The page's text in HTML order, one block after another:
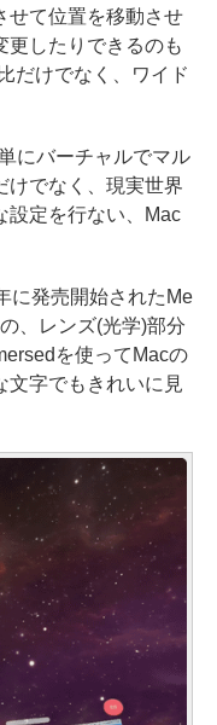
せて位置を移動させ
更したりできるのも
だけでなく、ワイド
にバーチャルでマル
けでなく、現実世界
設定を行ない、Mac
に発売開始されたMe
、レンズ(光学)部分
を使ってMacの
文字でもきれいに見